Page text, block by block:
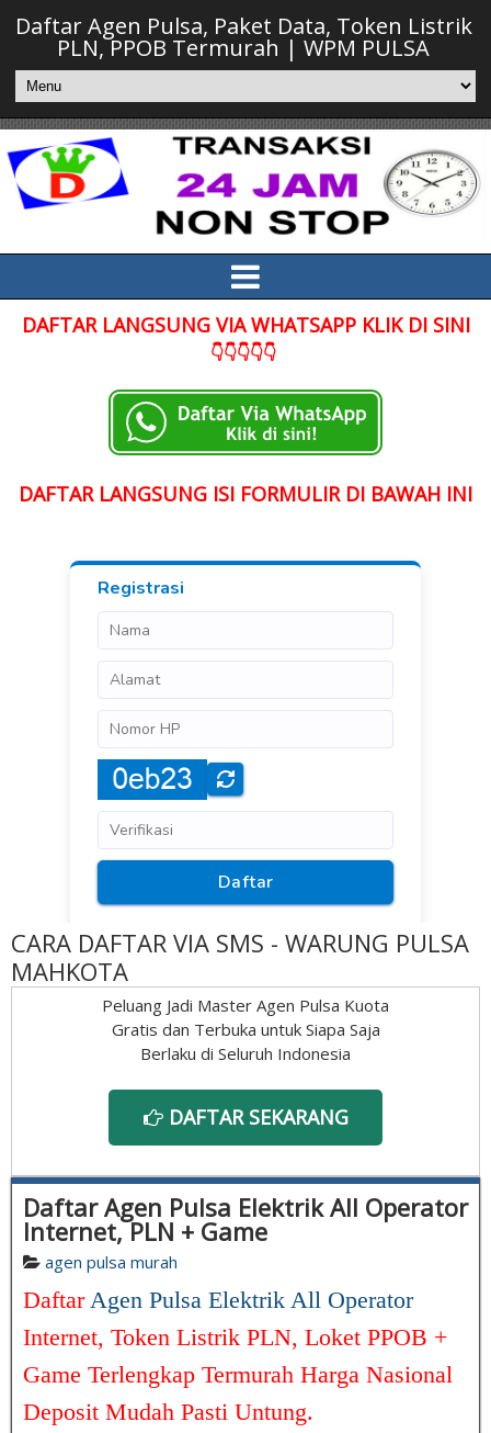
Daftar Agen Pulsa, Paket Data, Token Listrik
PLN, PPOB Termurah | WPM PULSA
DAFTAR LANGSUNG VIA WHATSAPP KLIK DI SINI
👇👇👇👇👇
DAFTAR LANGSUNG ISI FORMULIR DI BAWAH INI
CARA DAFTAR VIA SMS - WARUNG PULSA
MAHKOTA
Peluang Jadi Master Agen Pulsa Kuota
Gratis dan Terbuka untuk Siapa Saja
Berlaku di Seluruh Indonesia
DAFTAR SEKARANG
Daftar Agen Pulsa Elektrik All Operator
Internet, PLN + Game
agen pulsa murah
Daftar Agen Pulsa Elektrik All Operator
Internet, Token Listrik PLN, Loket PPOB +
Game Terlengkap Termurah Harga Nasional
Deposit Mudah Pasti Untung.